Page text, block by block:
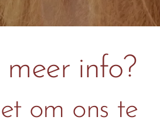
meer info?
om ons te